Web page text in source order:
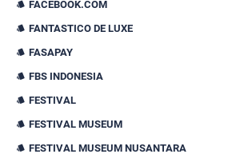
FACEBOOK.COM
FANTASTICO DE LUXE
FASAPAY
FBS INDONESIA
FESTIVAL
FESTIVAL MUSEUM
FESTIVAL MUSEUM NUSANTARA